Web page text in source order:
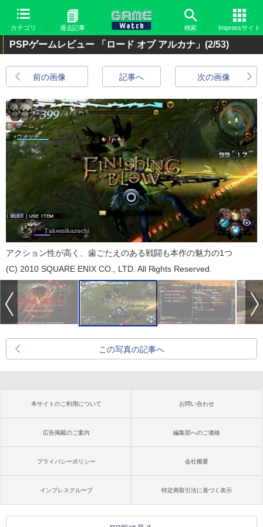
カテゴリ 過去記事 検索 Impressサイト
PSPゲームレビュー 「ロード オブ アルカナ」 (2/53)
前の画像 次の画像
記事へ
アクション性が高く、歯ごたえのある戦闘も本作の魅力の1つ
(C) 2010 SQUARE ENIX CO., LTD. All Rights Reserved.
この写真の記事へ
本サイトのご利用について お問い合わせ
広告掲載のご案内 編集部へのご連絡
プライバシーポリシー 会社概要
インプレスグループ 特定商取引法に基づく表示